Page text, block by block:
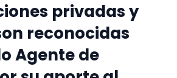
privadas y
reconocidas
Agente de